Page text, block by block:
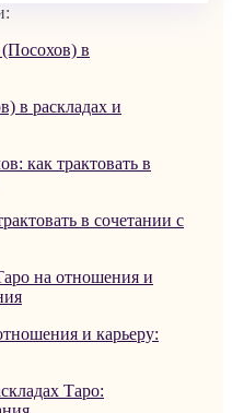
в раскладах и
в сочетании с
и карьеру: